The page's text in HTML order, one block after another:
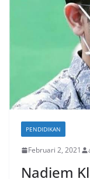
PENDIDIKAN
Februari 2, 2021
Nadiem